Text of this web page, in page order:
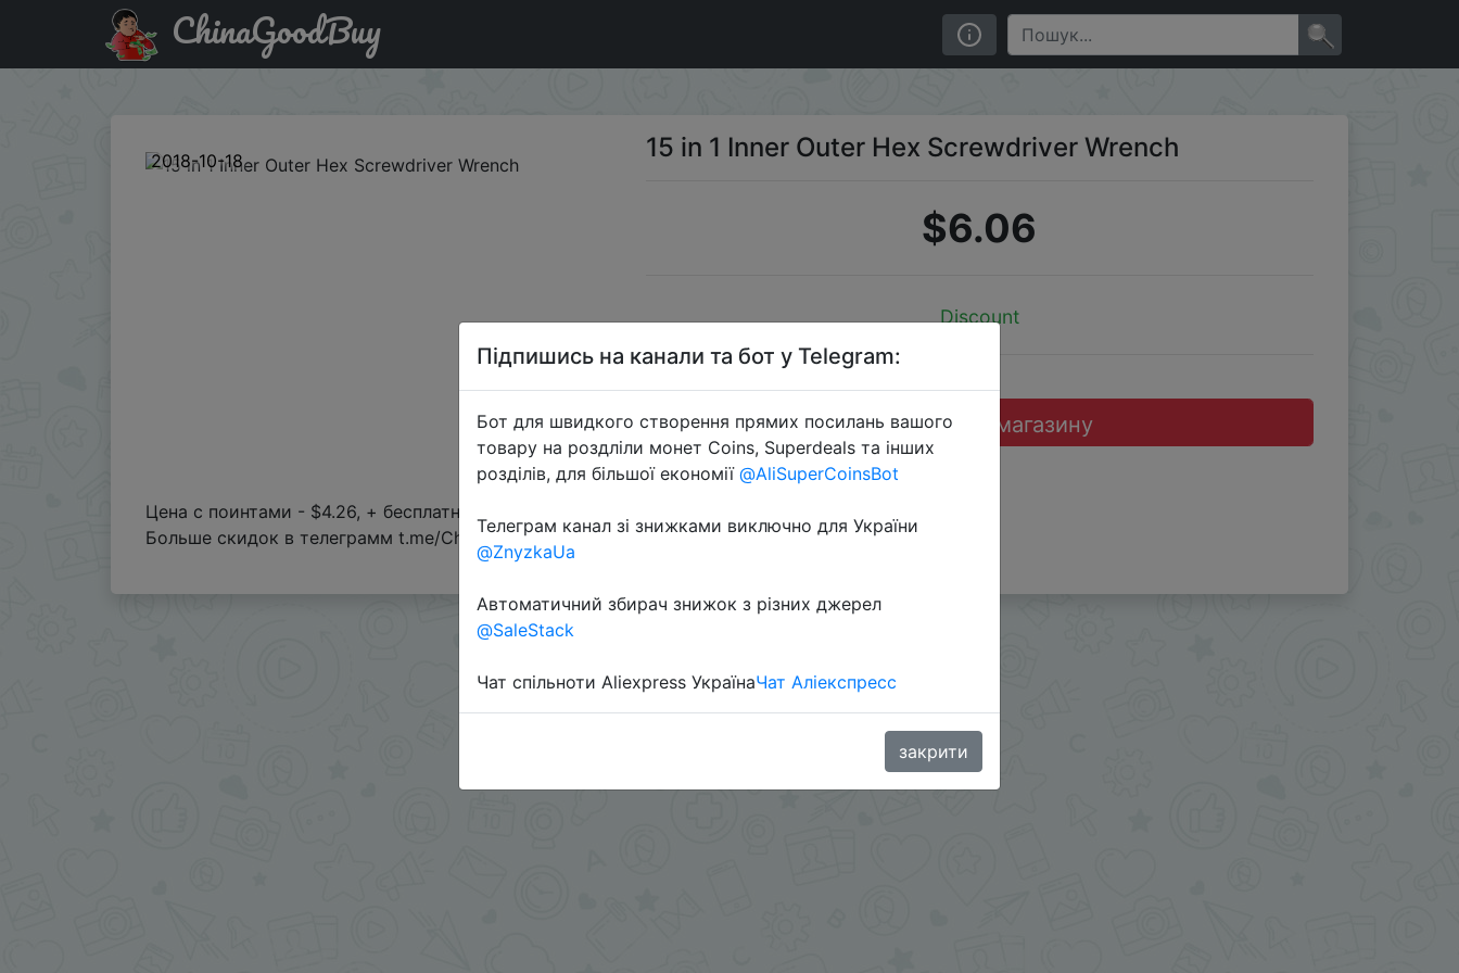
Придбати по знижці 15 in 1 Inner Outer Hex Screwdriver Wrench
ChinaGoodBuy
2018-10-18 15 in 1 Inner Outer Hex Screwdriver Wrench
$6.06
Discount
Перейти до магазину
Цена с поинтами - $4.26, + бесплатная доставка приоритетной почтой.
Больше скидок в телеграмм t.me/ChinaGoodBuy
Підпишись на канали та бот у Telegram:
Бот для швидкого створення прямих посилань вашого
товару на роздліли монет Coins, Superdeals та інших
розділів, для більшої економії @AliSuperCoinsBot
Телеграм канал зі знижками виключно для України
@ZnyzkaUa
Автоматичний збирач знижок з різних джерел
@SaleStack
Чат спільноти Aliexpress УкраїнаЧат Аліекспресс
закрити